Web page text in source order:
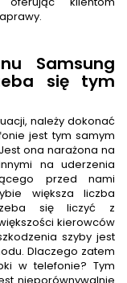
Samsung
się tym
należy dokonać
jest tym samym
ona narażona na
na uderzenia
przed nami
większa liczba
się liczyć z
kierowców
szyby jest
Dlaczego zatem
w telefonie? Tym